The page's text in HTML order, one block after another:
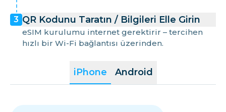
iPhone Android
3 QR Kodunu Taratın / Bilgileri Elle Girin
eSIM kurulumu internet gerektirir – tercihen
hızlı bir Wi-Fi bağlantısı üzerinden.